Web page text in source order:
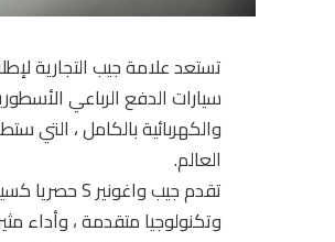
العالم.